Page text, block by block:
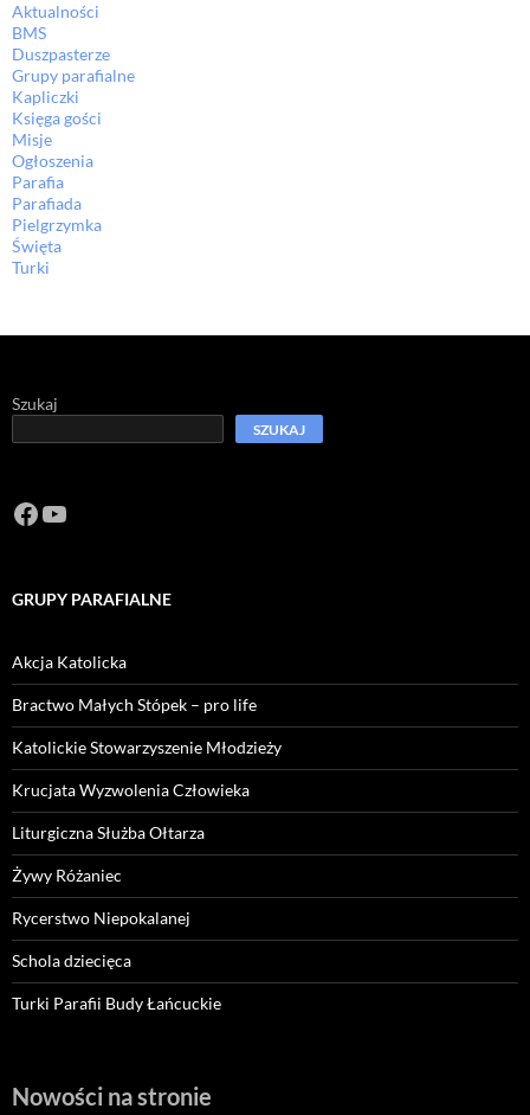
Aktualności
BMS
Duszpasterze
Grupy parafialne
Kapliczki
Księga gości
Misje
Ogłoszenia
Parafia
Parafiada
Pielgrzymka
Święta
Turki
Szukaj
SZUKAJ
Facebook
https://www.youtube.com/channel/
GRUPY PARAFIALNE
Akcja Katolicka
Bractwo Małych Stópek – pro life
Katolickie Stowarzyszenie Młodzieży
Krucjata Wyzwolenia Człowieka
Liturgiczna Służba Ołtarza
Żywy Różaniec
Rycerstwo Niepokalanej
Schola dziecięca
Turki Parafii Budy Łańcuckie
Nowości na stronie